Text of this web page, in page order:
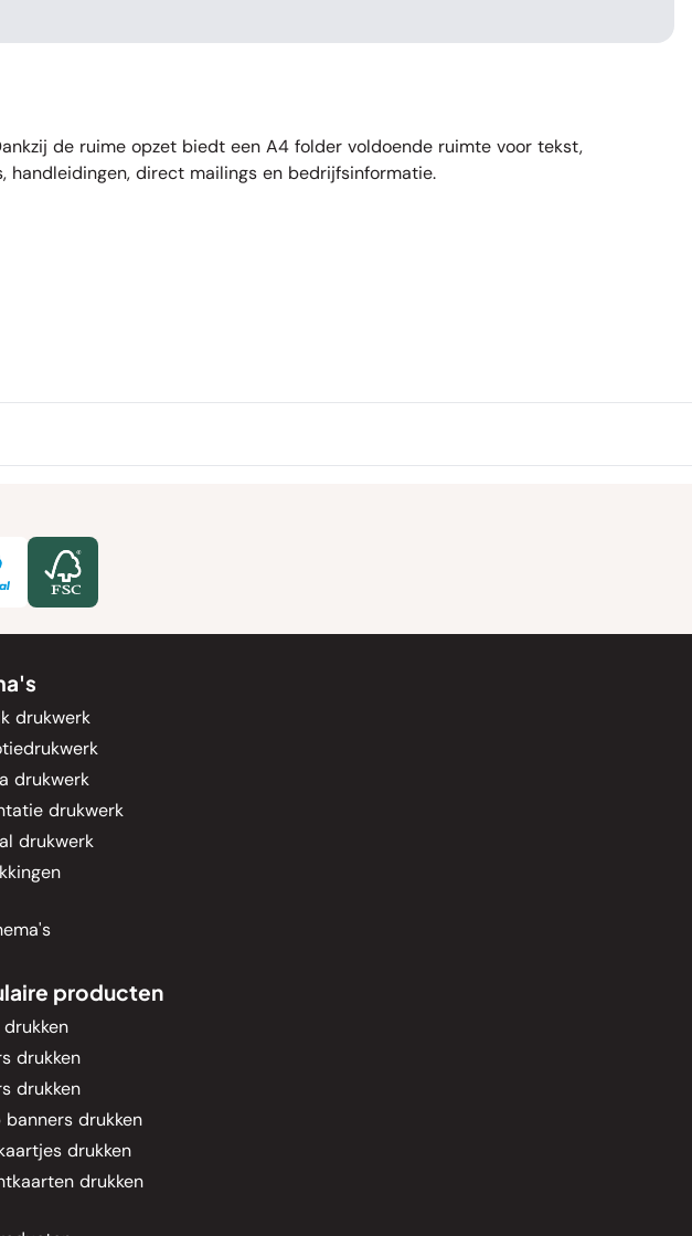
de ruime opzet biedt een A4 folder voldoende ruimte voor tekst,
direct mailings en bedrijfsinformatie.
drukwerk
drukwerk
drukwerk
drukwerk
producten
drukken
drukken
drukken
banners drukken
drukken
drukken